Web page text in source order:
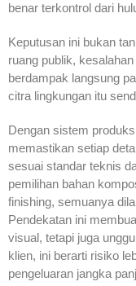
benar terkontrol dari
Keputusan ini bukan
ruang publik,
berdampak langsung
citra lingkungan itu
Dengan sistem
memastikan setiap
sesuai standar teknis
pemilihan bahan
finishing, semuanya
Pendekatan ini
visual, tetapi juga
klien, ini berarti risiko
pengeluaran jangka